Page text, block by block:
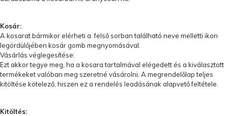
Kosár:
A kosarat bármikor elérheti a felső sorban található neve melletti ikon
legördülőjében kosár gomb megnyomásával.
Vásárlás véglegesítése:
Ezt akkor tegye meg, ha a kosara tartalmával elégedett és a kiválasztott
termékeket valóban meg szeretné vásárolni. A megrendelőlap teljes
kitöltése kötelező, hiszen ez a rendelés leadásának alapvető feltétele.
Kitöltés: